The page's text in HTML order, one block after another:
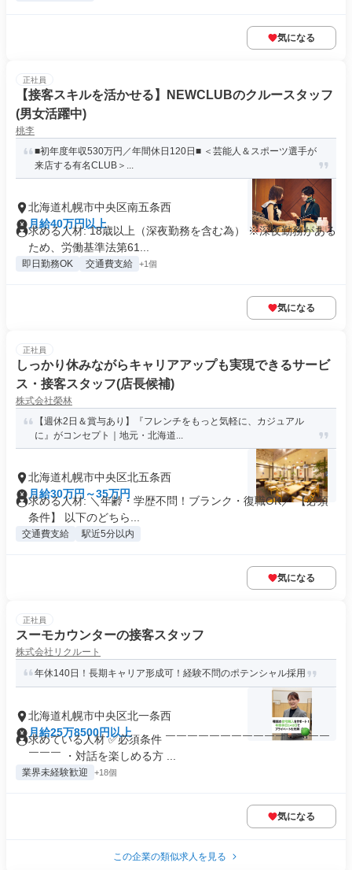
気になる
正社員
【接客スキルを活かせる】NEWCLUBのクルースタッフ
(男女活躍中)
桃李
■初年度年収530万円／年間休日120日■ ＜芸能人＆スポーツ選手が
来店する有名CLUB＞...
北海道札幌市中央区南五条西
月給40万円以上
求める人材: 18歳以上（深夜勤務を含む為） ※深夜勤務がある
ため、労働基準法第61...
即日勤務OK 交通費支給 +1個
気になる
正社員
しっかり休みながらキャリアアップも実現できるサービ
ス・接客スタッフ(店長候補)
株式会社榮林
【週休2日＆賞与あり】『フレンチをもっと気軽に、カジュアル
に』がコンセプト｜地元・北海道...
北海道札幌市中央区北五条西
月給30万円～35万円
求める人材: ＼年齢・学歴不問！ブランク・復職OK／ 【必須
条件】 ​以下のどちら...
交通費支給 駅近5分以内
気になる
正社員
スーモカウンターの接客スタッフ
株式会社リクルート
年休140日！長期キャリア形成可！経験不問のポテンシャル採用
北海道札幌市中央区北一条西
月給25万8500円以上
求めている人材 ✅必須条件 ￣￣￣￣￣￣￣￣￣￣￣￣￣￣￣
￣￣￣ ・対話を楽しめる方 ...
業界未経験歓迎 +18個
気になる
この企業の類似求人を見る